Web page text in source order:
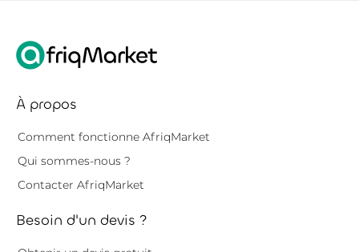
À propos
Comment fonctionne AfriqMarket
Qui sommes-nous ?
Contacter AfriqMarket
Besoin d'un devis ?